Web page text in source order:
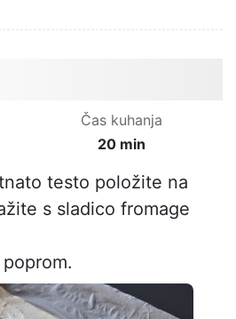
Čas kuhanja
20 min
testo položite na
s sladico fromage